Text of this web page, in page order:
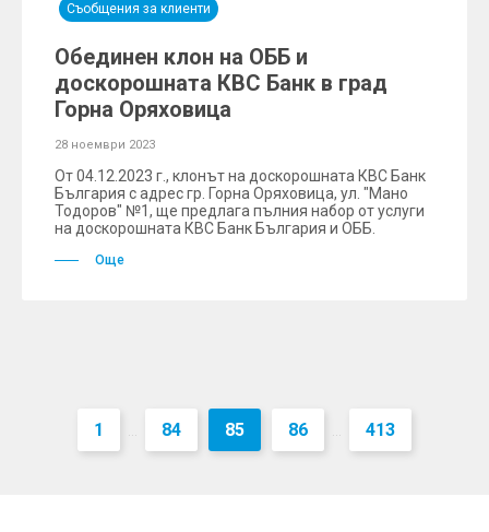
Съобщения за клиенти
Обединен клон на ОББ и
доскорошната КBC Банк в град
Горна Оряховица
28 ноември 2023
От 04.12.2023 г., клонът на доскорошната КВС Банк
България с адрес гр. Горна Оряховица, ул. "Мано
Тодоров" №1, ще предлага пълния набор от услуги
на доскорошната КВС Банк България и ОББ.
Още
1 ... 84 85 86 ... 413